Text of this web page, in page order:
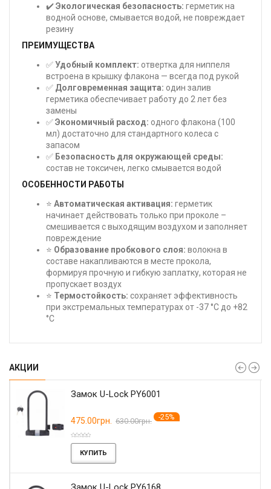
✔️Экологическая безопасность: герметик на
водной основе, смывается водой, не повреждает
резину
ПРЕИМУЩЕСТВА
✅Удобный комплект: отвертка для ниппеля
встроена в крышку флакона — всегда под рукой
✅ Долговременная защита: один залив
герметика обеспечивает работу до 2 лет без
замены
✅Экономичный расход: одного флакона (100
мл) достаточно для стандартного колеса с
запасом
✅ Безопасность для окружающей среды:
состав не токсичен, легко смывается водой
ОСОБЕННОСТИ РАБОТЫ
⭐ Автоматическая активация: герметик
начинает действовать только при проколе –
смешивается с выходящим воздухом и заполняет
повреждение
⭐ Образование пробкового слоя: волокна в
составе накапливаются в месте прокола,
формируя прочную и гибкую заплатку, которая не
пропускает воздух
⭐ Термостойкость: сохраняет эффективность
при экстремальных температурах от -37 °C до +82
°C
АКЦИИ
Замок U-Lock PY6001
475.00грн. 630.00грн. -25%
КУПИТЬ